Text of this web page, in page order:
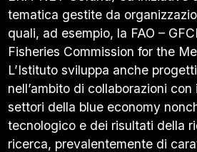
tematica gestite da
quali, ad esempio, la FAO –
Fisheries Commission for the
L’Istituto sviluppa anche
nell’ambito di collaborazioni
settori della blue economy
tecnologico e dei risultati della
ricerca, prevalentemente di